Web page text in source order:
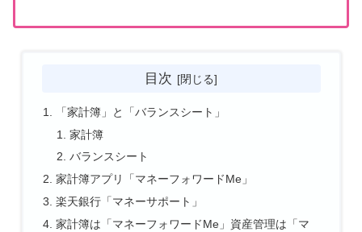
目次
「家計簿」と「バランスシート」
家計簿
バランスシート
家計簿アプリ「マネーフォワードMe」
楽天銀行「マネーサポート」
家計簿は「マネーフォワードMe」資産管理は「マ